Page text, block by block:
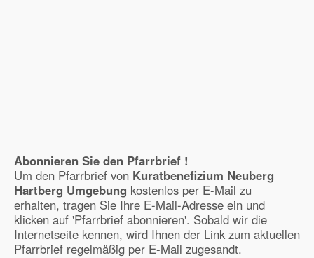
Abonnieren Sie den Pfarrbrief !
Um den Pfarrbrief von Kuratbenefizium Neuberg
Hartberg Umgebung kostenlos per E-Mail zu
erhalten, tragen Sie Ihre E-Mail-Adresse ein und
klicken auf 'Pfarrbrief abonnieren'. Sobald wir die
Internetseite kennen, wird Ihnen der Link zum aktuellen
Pfarrbrief regelmäßig per E-Mail zugesandt.